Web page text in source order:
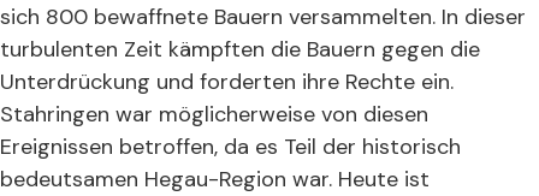
sich 800 bewaffnete Bauern versammelten. In dieser
turbulenten Zeit kämpften die Bauern gegen die
Unterdrückung und forderten ihre Rechte ein.
Stahringen war möglicherweise von diesen
Ereignissen betroffen, da es Teil der historisch
bedeutsamen Hegau-Region war. Heute ist